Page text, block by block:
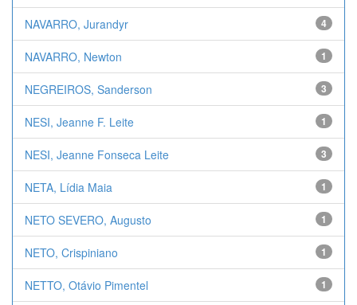
NAVARRO, Jurandyr 4
NAVARRO, Newton 1
NEGREIROS, Sanderson 3
NESI, Jeanne F. Leite 1
NESI, Jeanne Fonseca Leite 3
NETA, Lídia Maia 1
NETO SEVERO, Augusto 1
NETO, Crispiniano 1
NETTO, Otávio Pimentel 1